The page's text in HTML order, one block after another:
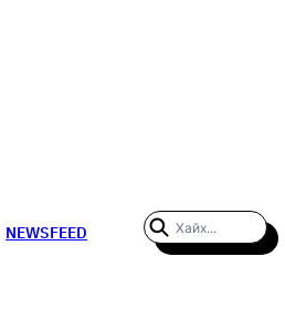
NEWSFEED